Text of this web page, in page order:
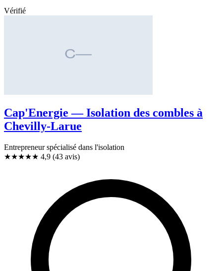
Vérifié
Cap'Energie — Isolation des combles à
Chevilly-Larue
Entrepreneur spécialisé dans l'isolation
★★★★★ 4,9 (43 avis)